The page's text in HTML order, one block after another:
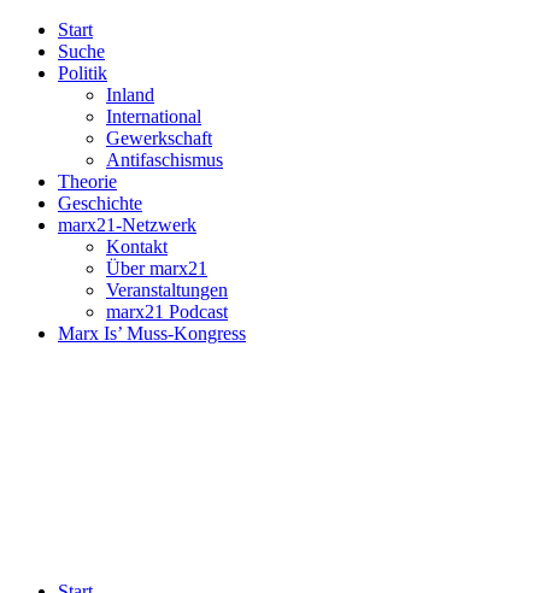
Start
Suche
Politik
Inland
International
Gewerkschaft
Antifaschismus
Theorie
Geschichte
marx21-Netzwerk
Kontakt
Über marx21
Veranstaltungen
marx21 Podcast
Marx Is’ Muss-Kongress